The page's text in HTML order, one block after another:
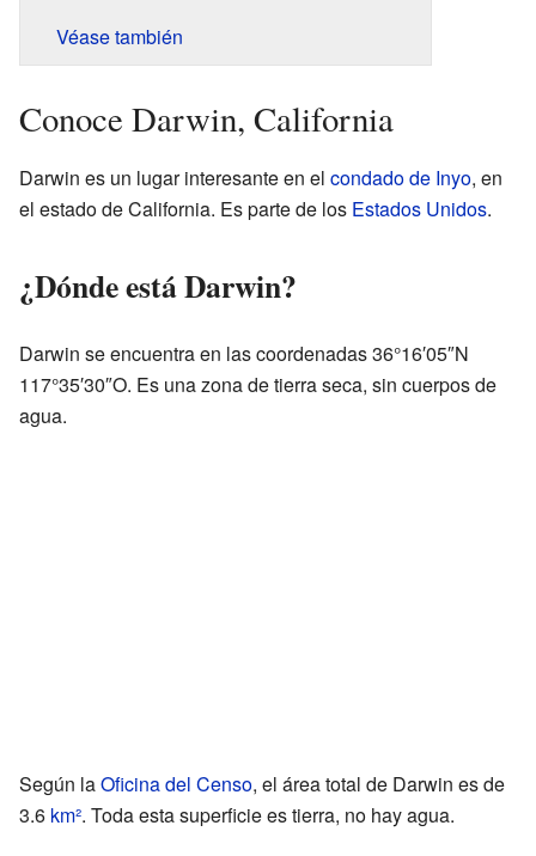
Véase también
Conoce Darwin, California
Darwin es un lugar interesante en el condado de Inyo, en
el estado de California. Es parte de los Estados Unidos.
¿Dónde está Darwin?
Darwin se encuentra en las coordenadas 36°16′05″N
117°35′30″O. Es una zona de tierra seca, sin cuerpos de
agua.
Según laOficina del Censo, el área total de Darwin es de
3.6 km². Toda esta superficie es tierra, no hay agua.